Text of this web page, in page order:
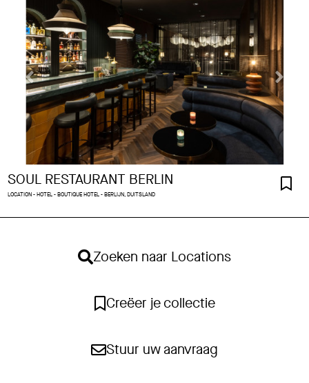
SOUL RESTAURANT BERLIN
LOCATION - HOTEL - BOUTIQUE HOTEL - BERLIJN, DUITSLAND
Zoeken naar Locations
Creëer je collectie
Stuur uw aanvraag